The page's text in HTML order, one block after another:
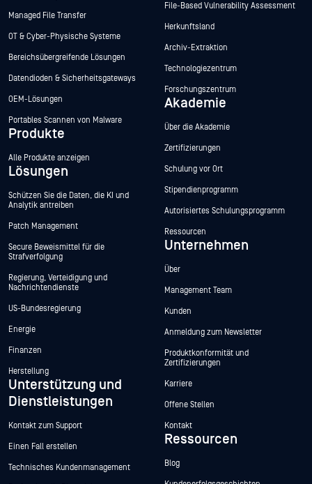
Managed File Transfer
OT & Cyber-Physische Systeme
Bereichsübergreifende Lösungen
Datendioden & Sicherheitsgateways
OEM-Lösungen
Portables Scannen von Malware
Produkte
Alle Produkte anzeigen
Lösungen
Schützen Sie die Daten, die KI und
Analytik antreiben
Patch Management
Secure Beweismittel für die
Strafverfolgung
Regierung, Verteidigung und
Nachrichtendienste
US-Bundesregierung
Energie
Finanzen
Herstellung
Unterstützung und
Dienstleistungen
Kontakt zum Support
Einen Fall erstellen
Technisches Kundenmanagement
File-Based Vulnerability Assessment
Herkunftsland
Archiv-Extraktion
Technologiezentrum
Forschungszentrum
Akademie
Über die Akademie
Zertifizierungen
Schulung vor Ort
Stipendienprogramm
Autorisiertes Schulungsprogramm
Ressourcen
Unternehmen
Über
Management Team
Kunden
Anmeldung zum Newsletter
Produktkonformität und
Zertifizierungen
Karriere
Offene Stellen
Kontakt
Ressourcen
Blog